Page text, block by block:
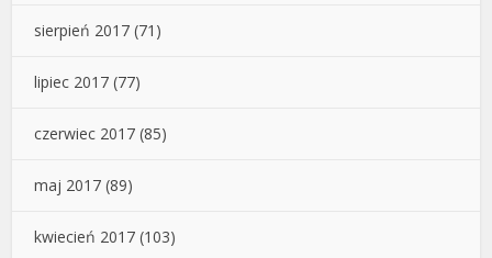
sierpień 2017 (71)
lipiec 2017 (77)
czerwiec 2017 (85)
maj 2017 (89)
kwiecień 2017 (103)